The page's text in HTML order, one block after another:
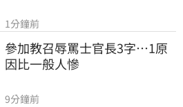
1分鐘前
參加教召辱罵士官長3字…1原
因比一般人慘
9分鐘前